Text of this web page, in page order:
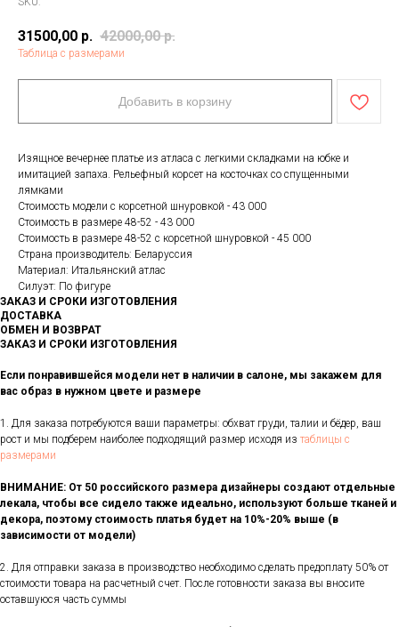
31500,00 р. 42000,00 р.
Таблица с размерами
Добавить в корзину
Изящное вечернее платье из атласа с легкими складками на юбке и
имитацией запаха. Рельефный корсет на косточках со спущенными
лямками
Стоимость модели с корсетной шнуровкой - 43 000
Стоимость в размере 48-52 - 43 000
Стоимость в размере 48-52 с корсетной шнуровкой - 45 000
Страна производитель: Беларуссия
Материал: Итальянский атлас
Силуэт: По фигуре
ЗАКАЗ И СРОКИ ИЗГОТОВЛЕНИЯ
ДОСТАВКА
ОБМЕН И ВОЗВРАТ
ЗАКАЗ И СРОКИ ИЗГОТОВЛЕНИЯ
Если понравившейся модели нет в наличии в салоне, мы закажем для
вас образ в нужном цвете и размере
1. Для заказа потребуются ваши параметры: обхват груди, талии и бёдер, ваш
рост и мы подберем наиболее подходящий размер исходя из таблицы с
размерами
ВНИМАНИЕ: От 50 российского размера дизайнеры создают отдельные
лекала, чтобы все сидело также идеально, используют больше тканей и
декора, поэтому стоимость платья будет на 10%-20% выше (в
зависимости от модели)
2. Для отправки заказа в производство необходимо сделать предоплату 50% от
стоимости товара на расчетный счет. После готовности заказа вы вносите
оставшуюся часть суммы